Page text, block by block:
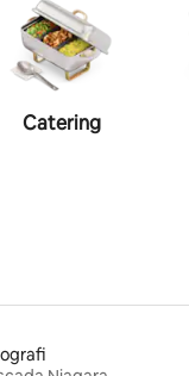
Catering